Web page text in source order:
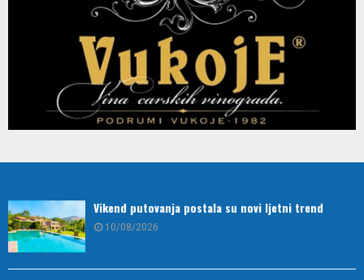
Vikend putovanja postala su novi ljetni trend
10/08/2026